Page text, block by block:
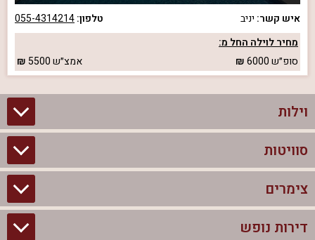
איש קשר: יניב טלפון:055-4314214
מחיר לוילה החל מ:
סופ״ש6000 אמצ״ש5500
וילות
וילות בצפון
וילות להשכרה
סוויטות
סוויטות בצפון
צימרים לזוגות עם בריכה פרטית
צימרים
צימרים בצפון
דירות נופש